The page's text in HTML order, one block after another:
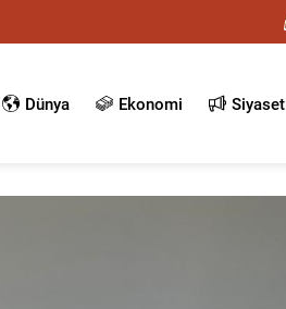
Dünya Ekonomi Siyaset